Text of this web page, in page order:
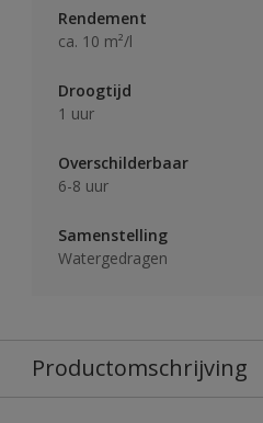
Rendement
ca. 10 m²/l
Droogtijd
1 uur
Overschilderbaar
6-8 uur
Samenstelling
Watergedragen
Productomschrijving